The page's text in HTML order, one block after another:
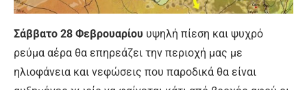
Σάββατο 28 Φεβρουαρίου υψηλή πίεση και ψυχρό
ρεύμα αέρα θα επηρεάζει την περιοχή μας με
ηλιοφάνεια και νεφώσεις που παροδικά θα είναι